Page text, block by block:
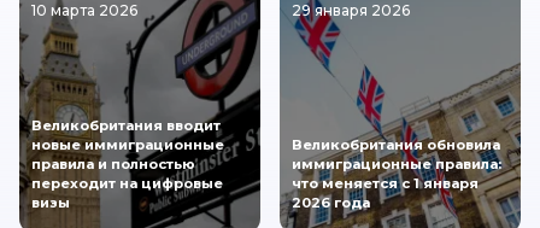
10 марта 2026
Великобритания вводит
новые иммиграционные
правила и полностью
переходит на цифровые
визы
29 января 2026
Великобритания обновила
иммиграционные правила:
что меняется с 1 января
2026 года